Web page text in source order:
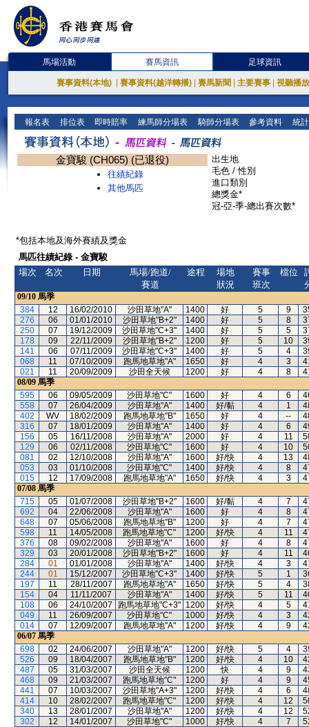
馬場活動 賽馬資訊 足球資訊
賽事資料(本地) 賽事資料(越洋轉播) 賽馬新聞 主要賽事 視聽播
報名表 排位表 即時賠率 練馬師分場表 騎師分場表 參考資料 統
金寶駿 (CH065) (已退役)
往績紀錄
其他馬匹
出生地
毛色 / 性別
進口類別
總獎金*
冠-亞-季-總出賽次數*
*包括本地及海外賽績及獎金
馬匹往績紀錄 - 金寶駿
場次
名次 日期
馬場/跑道/
賽道
途程
場地
狀況
賽事
班次
檔位
09/10 馬季
384
12 16/02/2010 沙田草地"A" 1400 好 5 9
276
06 01/01/2010 沙田草地"B+2" 1400 好 5 8
250
07 19/12/2009 沙田草地"C+3" 1400 好 5 5
178
09 22/11/2009 沙田草地"B+2" 1200 好 5 10
141
06 07/11/2009 沙田草地"C+3" 1400 好 5 4
068
11 07/10/2009 跑馬地草地"A" 1650 好 4 3
021
11 20/09/2009 沙田全天候 1200 好 4 8
08/09 馬季
595
06 09/05/2009 沙田草地"C" 1600 好 4 6
558
07 26/04/2009 沙田草地"A" 1400 好/黏 4 1
402
WV 18/02/2009 跑馬地草地"B" 1650 好 4 --
316
07 18/01/2009 沙田草地"A" 1400 好 4 6
156
05 16/11/2008 沙田草地"A" 2000 好 4 11
129
06 02/11/2008 沙田草地"C" 1600 好 4 10
081
02 12/10/2008 沙田草地"A" 1600 好/快 4 13
053
03 01/10/2008 沙田草地"C" 1400 好/快 4 8
015
12 17/09/2008 跑馬地草地"A" 1650 好/快 4 3
07/08 馬季
715
05 01/07/2008 沙田草地"B+2" 1600 好/黏 4 7
692
04 22/06/2008 沙田草地"A" 1600 好 4 8
648
07 05/06/2008 跑馬地草地"B" 1200 好 4 7
598
11 14/05/2008 跑馬地草地"C" 1200 好/快 4 11
376
08 09/02/2008 沙田草地"A" 1600 好 4 8
329
03 20/01/2008 沙田草地"B+2" 1600 好 4 11
284
01 01/01/2008 沙田草地"A" 1400 好/快 4 3
244
01 15/12/2007 沙田草地"C+3" 1400 好/快 5 1
197
11 28/11/2007 跑馬地草地"A" 1650 好/快 5 4
154
04 11/11/2007 沙田草地"A" 1400 好/快 5 11
108
06 24/10/2007 跑馬地草地"C+3" 1200 好/快 4 5
049
11 26/09/2007 沙田草地"C" 1000 好/快 4 3
014
07 12/09/2007 跑馬地草地"A" 1200 好/快 4 9
06/07 馬季
698
02 24/06/2007 沙田草地"A" 1200 好/快 5 4
526
09 18/04/2007 跑馬地草地"B" 1200 好/快 4 10
487
05 31/03/2007 沙田全天候 1200 快 4 9
468
09 21/03/2007 跑馬地草地"C" 1200 好 4 9
441
07 10/03/2007 沙田草地"A+3" 1200 好/快 4 6
414
10 28/02/2007 跑馬地草地"C" 1200 好/快 4 12
340
13 28/01/2007 沙田草地"A" 1200 好/快 4 12
302
12 14/01/2007 沙田草地"C" 1000 好/快 4 7